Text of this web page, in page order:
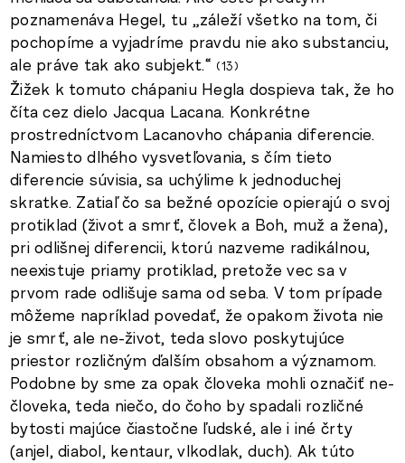
poznamenáva Hegel, tu „záleží všetko na tom, či
pochopíme a vyjadríme pravdu nie ako substanciu,
ale práve tak ako subjekt.“
13
Žižek k tomuto chápaniu Hegla dospieva tak, že ho
číta cez dielo Jacqua Lacana. Konkrétne
prostredníctvom Lacanovho chápania diferencie.
Namiesto dlhého vysvetľovania, s čím tieto
diferencie súvisia, sa uchýlime k jednoduchej
skratke. Zatiaľ čo sa bežné opozície opierajú o svoj
protiklad (život a smrť, človek a Boh, muž a žena),
pri odlišnej diferencii, ktorú nazveme radikálnou,
neexistuje priamy protiklad, pretože vec sa v
prvom rade odlišuje sama od seba. V tom prípade
môžeme napríklad povedať, že opakom života nie
je smrť, ale ne-život, teda slovo poskytujúce
priestor rozličným ďalším obsahom a významom.
Podobne by sme za opak človeka mohli označiť ne-
človeka, teda niečo, do čoho by spadali rozličné
bytosti majúce čiastočne ľudské, ale i iné črty
(anjel, diabol, kentaur, vlkodlak, duch). Ak túto